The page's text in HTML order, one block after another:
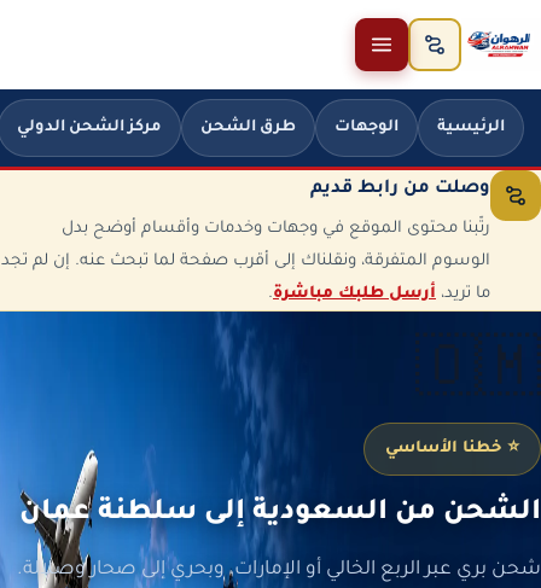
تخطَّ إلى المحتوى
الرئيسية الوجهات طرق الشحن مركز الشحن الدولي
وصلت من رابط قديم
رتّبنا محتوى الموقع في وجهات وخدمات وأقسام أوضح بدل
الوسوم المتفرقة، ونقلناك إلى أقرب صفحة لما تبحث عنه. إن لم تجد
ما تريد، أرسل طلبك مباشرة.
🇴🇲
⭐ خطنا الأساسي
الشحن من السعودية إلى سلطنة عمان
شحن بري عبر الربع الخالي أو الإمارات، وبحري إلى صحار وصلالة.